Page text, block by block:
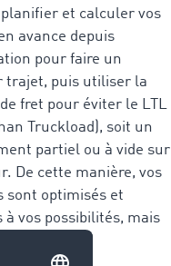
planifier et calculer vos
avance depuis
pour faire un
trajet, puis utiliser la
fret pour éviter le LTL
Truckload), soit un
partiel ou à vide sur
De cette manière, vos
sont optimisés et
à vos possibilités, mais